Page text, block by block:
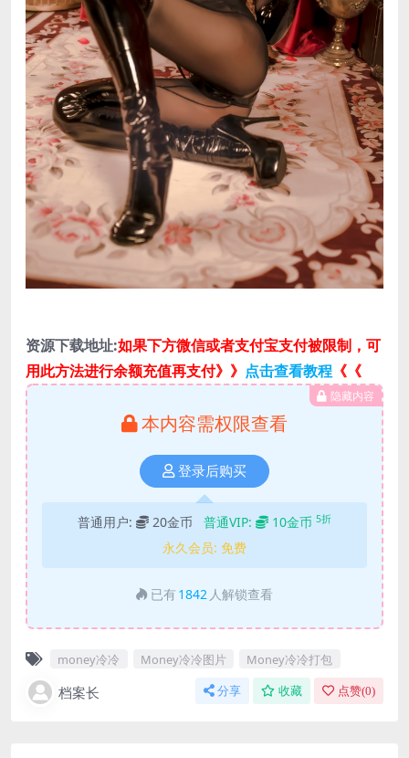
资源下载地址:如果下方微信或者支付宝支付被限制，可
用此方法进行余额充值再支付》》 点击查看教程 《《
隐藏内容
本内容需权限查看
登录后购买
普通用户: 20金币 普通VIP: 10金币 5折
永久会员: 免费
已有 1842 人解锁查看
money冷冷 Money冷冷图片 Money冷冷打包
档案长 分享 收藏 点赞(0)